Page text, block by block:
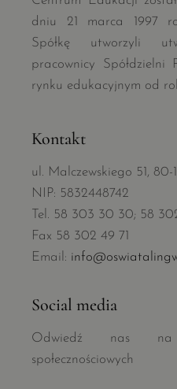
dniu 21 marca 1997
Spółkę utworzyli
pracownicy Spółdzielni
rynku edukacyjnym od
Kontakt
ul. Malczewskiego 51, 80-
NIP: 5832448742
Tel. 58 303 30 30; 58
Fax 58 302 49 71
Email:
Social media
Odwiedź nas na
społecznościowych